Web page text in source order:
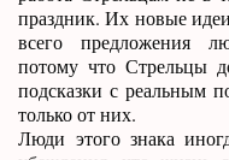
праздник. Их новые
всего предложения
потому что Стрельцы
подсказки с реальным
только от них.
Люди этого знака